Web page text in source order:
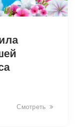
Смотреть